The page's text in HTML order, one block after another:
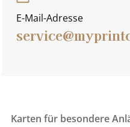
E-Mail-Adresse
Karten für besondere